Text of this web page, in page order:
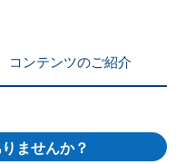
コンテンツのご紹介
ませんか？